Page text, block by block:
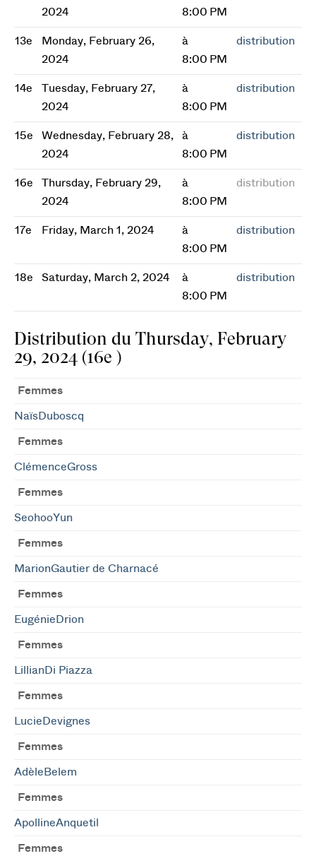
2024
8:00 PM
13e
Monday, February 26,
2024
à
8:00 PM
distribution
14e
Tuesday, February 27,
2024
à
8:00 PM
distribution
15e
Wednesday, February 28,
2024
à
8:00 PM
distribution
16e
Thursday, February 29,
2024
à
8:00 PM
distribution
17e Friday, March 1, 2024
à
8:00 PM
distribution
18e Saturday, March 2, 2024
à
8:00 PM
distribution
Distribution du Thursday, February
29, 2024 (16e )
Femmes
NaïsDuboscq
Femmes
ClémenceGross
Femmes
SeohooYun
Femmes
MarionGautier de Charnacé
Femmes
EugénieDrion
Femmes
LillianDi Piazza
Femmes
LucieDevignes
Femmes
AdèleBelem
Femmes
ApollineAnquetil
Femmes